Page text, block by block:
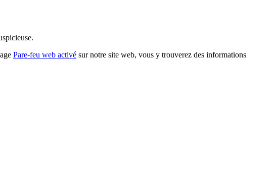
Pare-feu web activé sur notre site web, vous y trouverez des informations